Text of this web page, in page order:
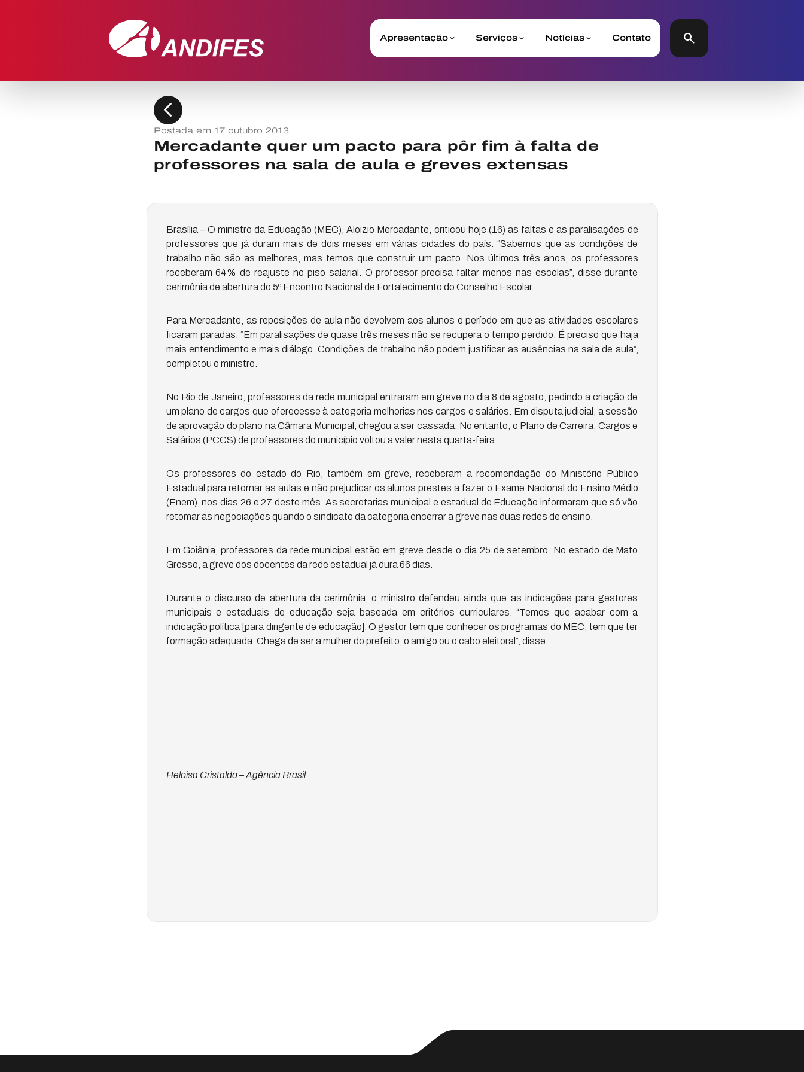
Apresentação Serviços Notícias Contato search
chevron_left
Postada em 17 outubro 2013
Mercadante quer um pacto para pôr fim à falta de
professores na sala de aula e greves extensas
Brasília – O ministro da Educação (MEC), Aloizio Mercadante, criticou hoje (16) as faltas e as paralisações de
professores que já duram mais de dois meses em várias cidades do país. “Sabemos que as condições de
trabalho não são as melhores, mas temos que construir um pacto. Nos últimos três anos, os professores
receberam 64% de reajuste no piso salarial. O professor precisa faltar menos nas escolas”, disse durante
cerimônia de abertura do 5º Encontro Nacional de Fortalecimento do Conselho Escolar.
Para Mercadante, as reposições de aula não devolvem aos alunos o período em que as atividades escolares
ficaram paradas. “Em paralisações de quase três meses não se recupera o tempo perdido. É preciso que haja
mais entendimento e mais diálogo. Condições de trabalho não podem justificar as ausências na sala de aula”,
completou o ministro.
No Rio de Janeiro, professores da rede municipal entraram em greve no dia 8 de agosto, pedindo a criação de
um plano de cargos que oferecesse à categoria melhorias nos cargos e salários. Em disputa judicial, a sessão
de aprovação do plano na Câmara Municipal, chegou a ser cassada. No entanto, o Plano de Carreira, Cargos e
Salários (PCCS) de professores do município voltou a valer nesta quarta-feira.
Os professores do estado do Rio, também em greve, receberam a recomendação do Ministério Público
Estadual para retornar as aulas e não prejudicar os alunos prestes a fazer o Exame Nacional do Ensino Médio
(Enem), nos dias 26 e 27 deste mês. As secretarias municipal e estadual de Educação informaram que só vão
retomar as negociações quando o sindicato da categoria encerrar a greve nas duas redes de ensino.
Em Goiânia, professores da rede municipal estão em greve desde o dia 25 de setembro. No estado de Mato
Grosso, a greve dos docentes da rede estadual já dura 66 dias.
Durante o discurso de abertura da cerimônia, o ministro defendeu ainda que as indicações para gestores
municipais e estaduais de educação seja baseada em critérios curriculares. “Temos que acabar com a
indicação política [para dirigente de educação]. O gestor tem que conhecer os programas do MEC, tem que ter
formação adequada. Chega de ser a mulher do prefeito, o amigo ou o cabo eleitoral”, disse.
Heloisa Cristaldo – Agência Brasil